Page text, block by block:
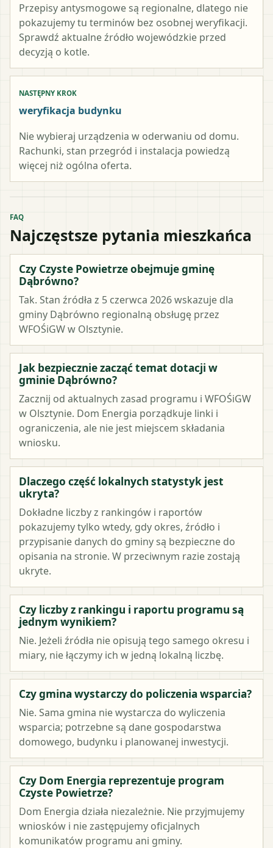
Przepisy antysmogowe są regionalne, dlatego nie
pokazujemy tu terminów bez osobnej weryfikacji.
Sprawdź aktualne źródło wojewódzkie przed
decyzją o kotle.
NASTĘPNY KROK
weryfikacja budynku
Nie wybieraj urządzenia w oderwaniu od domu.
Rachunki, stan przegród i instalacja powiedzą
więcej niż ogólna oferta.
FAQ
Najczęstsze pytania mieszkańca
Czy Czyste Powietrze obejmuje gminę
Dąbrówno?
Tak. Stan źródła z 5 czerwca 2026 wskazuje dla
gminy Dąbrówno regionalną obsługę przez
WFOŚiGW w Olsztynie.
Jak bezpiecznie zacząć temat dotacji w
gminie Dąbrówno?
Zacznij od aktualnych zasad programu i WFOŚiGW
w Olsztynie. Dom Energia porządkuje linki i
ograniczenia, ale nie jest miejscem składania
wniosku.
Dlaczego część lokalnych statystyk jest
ukryta?
Dokładne liczby z rankingów i raportów
pokazujemy tylko wtedy, gdy okres, źródło i
przypisanie danych do gminy są bezpieczne do
opisania na stronie. W przeciwnym razie zostają
ukryte.
Czy liczby z rankingu i raportu programu są
jednym wynikiem?
Nie. Jeżeli źródła nie opisują tego samego okresu i
miary, nie łączymy ich w jedną lokalną liczbę.
Czy gmina wystarczy do policzenia wsparcia?
Nie. Sama gmina nie wystarcza do wyliczenia
wsparcia; potrzebne są dane gospodarstwa
domowego, budynku i planowanej inwestycji.
Czy Dom Energia reprezentuje program
Czyste Powietrze?
Dom Energia działa niezależnie. Nie przyjmujemy
wniosków i nie zastępujemy oficjalnych
komunikatów programu ani gminy.